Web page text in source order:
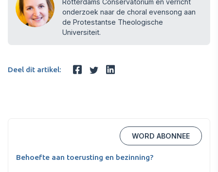
Rotterdams Conservatorium en verricht
onderzoek naar de choral evensong aan
de Protestantse Theologische
Universiteit.
Deel dit artikel:
WORD ABONNEE
Behoefte aan toerusting en bezinning?